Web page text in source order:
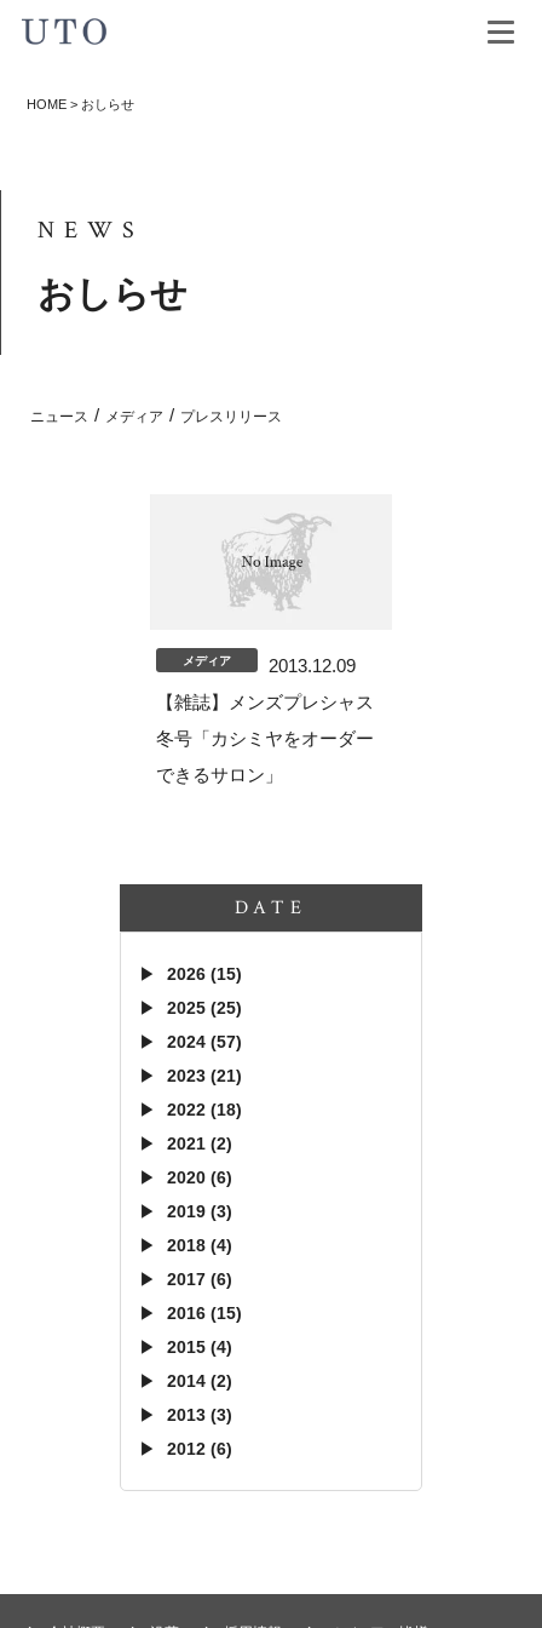
HOME > おしらせ
NEWS
おしらせ
ニュース / メディア / プレスリリース
メディア
2013.12.09
【雑誌】メンズプレシャス
冬号「カシミヤをオーダー
できるサロン」
DATE
2026 (15)
2025 (25)
2024 (57)
2023 (21)
2022 (18)
2021 (2)
2020 (6)
2019 (3)
2018 (4)
2017 (6)
2016 (15)
2015 (4)
2014 (2)
2013 (3)
2012 (6)